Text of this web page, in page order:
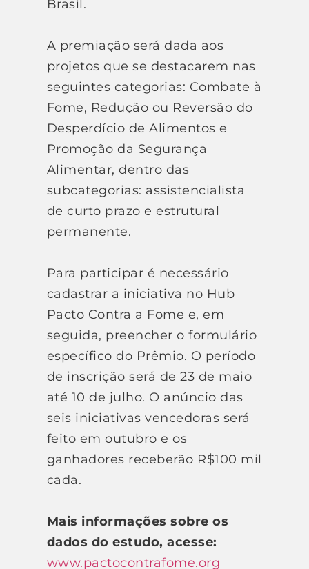
Brasil.
A premiação será dada aos
projetos que se destacarem nas
seguintes categorias: Combate à
Fome, Redução ou Reversão do
Desperdício de Alimentos e
Promoção da Segurança
Alimentar, dentro das
subcategorias: assistencialista
de curto prazo e estrutural
permanente.
Para participar é necessário
cadastrar a iniciativa no Hub
Pacto Contra a Fome e, em
seguida, preencher o formulário
específico do Prêmio. O período
de inscrição será de 23 de maio
até 10 de julho. O anúncio das
seis iniciativas vencedoras será
feito em outubro e os
ganhadores receberão R$100 mil
cada.
Mais informações sobre os
dados do estudo, acesse:
www.pactocontrafome.org